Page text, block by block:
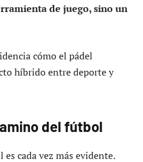
de juego, sino un
cómo el pádel
híbrido entre deporte y
del fútbol
cada vez más evidente.